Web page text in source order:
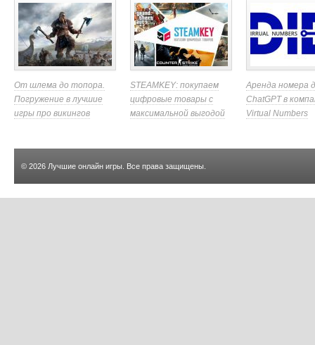
От шлема до топора.
Погружение в лучшие
игры про викингов
STEAMKEY: покупаем
цифровые товары с
максимальной выгодой
Аренда номера
ChatGPT в
Virtual Numbers
© 2026 Лучшие онлайн игры . Все права защищены.